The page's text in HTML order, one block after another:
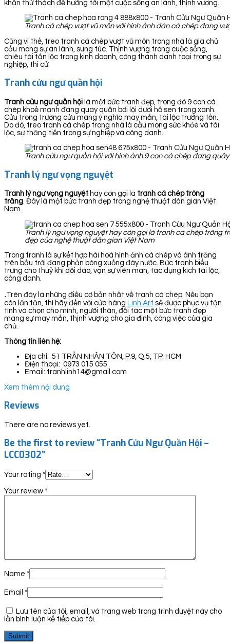
khăn thử thách để hướng tới một cuộc sống an lành, thịnh vượng.
Tranh cá chép vượt vũ môn với hình ảnh đàn cá chép đang
Cũng vì thế, treo tranh cá chép vượt vũ môn trong nhà là gia chủ
cầu mong sự an lành, sung túc. Thịnh vượng trong cuộc sống,
chiêu tài tấn lộc trong kinh doanh, công thành danh toại trong sự
nghiệp, thi cử.
Tranh cửu ngư quần hội
Tranh cửu ngư quần hội là một bức tranh đẹp, trong đó 9 con cá
chép khoẻ mạnh đang quay quần bơi lội dưới hồ sen trong xanh.
Cửu trong trường cửu mang ý nghĩa may mắn, tài lộc trường tồn.
Do đó, treo tranh cá chép trong nhà là cầu mong sức khỏe và tài
lộc, sự thăng tiến trong sự nghiệp và công danh.
Tranh cửu ngư quần hội với hình ảnh 9 con cá chép đang
Tranh lý ngư vọng nguyệt
Tranh lý ngư vọng nguyệt hay còn gọi là tranh cá chép trông
trăng . Đây là một bức tranh đẹp trong nghệ thuật dân gian Việt
Nam.
Tranh lý ngư vọng nguyệt hay còn gọi là tranh cá chép trông
đẹp của nghệ thuật dân gian Việt Nam
Trong tranh là sự kết hợp hài hoà hình ảnh cá chép và ánh trăng
trên bầu trời đang phản bóng xuống đáy nước. Bức tranh biểu
trưng cho thuỷ khí dồi dào, vạn sự viên mãn, tác dụng kích tài lộc,
công danh.
.Trên đây là những điều cơ bản nhất về tranh cá chép. Nếu bạn
còn lăn tăn, thì hãy đến với cửa hàng Linh Art sẽ được phục vụ tận
tình và chọn cho mình, người thân, đối tác một bức tranh đẹp
mang sự may mắn, thịnh vượng cho gia đình, công việc của gia
chủ.
Thông tin liên hệ:
Địa chỉ: 51 TRẦN NHÂN TÔN, P.9, Q.5, TP. HCM
Điện thoại: 0973 015 055
Email: tranhlinh14@gmail.com
Xem thêm nội dung
Reviews
There are no reviews yet.
Be the first to review “Tranh Cửu Ngư Quần Hội –
LCC0302”
Your rating *
Your review *
Name *
Email *
Lưu tên của tôi, email, và trang web trong trình duyệt này cho
lần bình luận kế tiếp của tôi.